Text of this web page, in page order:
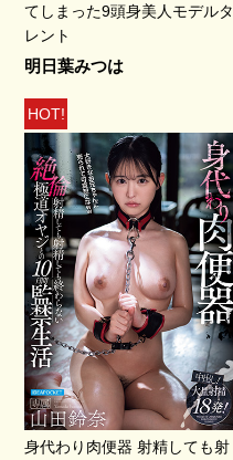
てしまった9頭身美人モデルタ
レント
明日葉みつは
HOT!
身代わり肉便器 射精しても射